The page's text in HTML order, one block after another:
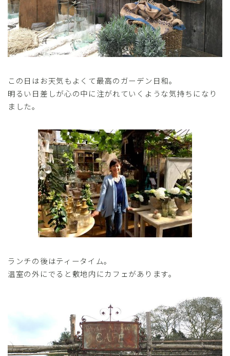
この日はお天気もよくて最高のガーデン日和。
明るい日差しが心の中に注がれていくような気持ちになり
ました。
ランチの後はティータイム。
温室の外にでると敷地内にカフェがあります。